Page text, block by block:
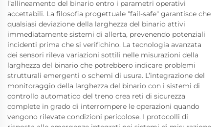
l’allineamento del binario entro i parametri operativi
accettabili. La filosofia progettuale "fail-safe" garantisce che
qualsiasi deviazione della larghezza del binario attivi
immediatamente sistemi di allerta, prevenendo potenziali
incidenti prima che si verifichino. La tecnologia avanzata
dei sensori rileva variazioni sottili nelle misurazioni della
larghezza del binario che potrebbero indicare problemi
strutturali emergenti o schemi di usura. L’integrazione del
monitoraggio della larghezza del binario con i sistemi di
controllo automatico del treno crea reti di sicurezza
complete in grado di interrompere le operazioni quando
vengono rilevate condizioni pericolose. I protocolli di